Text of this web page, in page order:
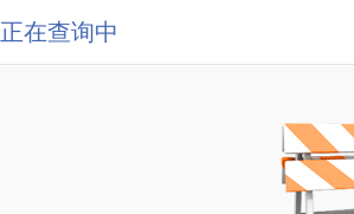
正在查询中